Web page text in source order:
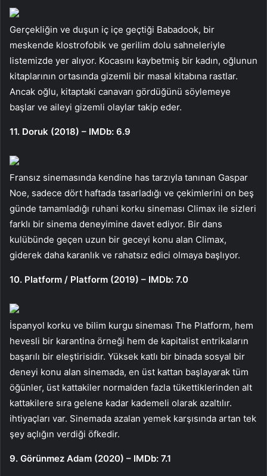
Gerçekliğin ve duşun iç içe geçtiği Babadook, bir
meskende klostrofobik ve gerilim dolu sahneleriyle
listemizde yer alıyor. Kocasını kaybetmiş bir kadın, oğlunun
kitaplarının ortasında gizemli bir masal kitabına rastlar.
Ancak oğlu, kitaptaki canavarı gördüğünü söylemeye
başlar ve aileyi gizemli olaylar takip eder.
11. Doruk (2018) – IMDb: 6.9
Fransız sinemasında kendine has tarzıyla tanınan Gaspar
Noe, sadece dört haftada tasarladığı ve çekimlerini on beş
günde tamamladığı ruhani korku sineması Climax ile sizleri
farklı bir sinema deneyimine davet ediyor. Bir dans
kulübünde geçen uzun bir geceyi konu alan Climax,
giderek daha karanlık ve rahatsız edici olmaya başlıyor.
10. Platform / Platform (2019) – IMDb: 7.0
İspanyol korku ve bilim kurgu sineması The Platform, hem
hevesli bir karantina örneği hem de kapitalist entrikaların
başarılı bir eleştirisidir. Yüksek katlı bir binada sosyal bir
deneyi konu alan sinemada, en üst kattan başlayarak tüm
öğünler, üst kattakiler normalden fazla tükettiklerinden alt
kattakilere sıra gelene kadar kademeli olarak azaltılır.
ihtiyaçları var. Sinemada azalan yemek karşısında artan tek
şey açlığın verdiği öfkedir.
9. Görünmez Adam (2020) – IMDb: 7.1